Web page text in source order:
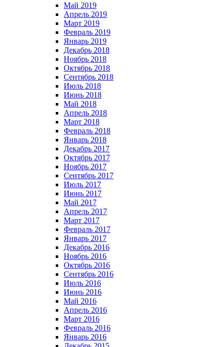
Май 2019
Апрель 2019
Март 2019
Февраль 2019
Январь 2019
Декабрь 2018
Ноябрь 2018
Октябрь 2018
Сентябрь 2018
Июль 2018
Июнь 2018
Май 2018
Апрель 2018
Март 2018
Февраль 2018
Январь 2018
Декабрь 2017
Октябрь 2017
Ноябрь 2017
Сентябрь 2017
Июль 2017
Июнь 2017
Май 2017
Апрель 2017
Март 2017
Февраль 2017
Январь 2017
Декабрь 2016
Ноябрь 2016
Октябрь 2016
Сентябрь 2016
Июль 2016
Июнь 2016
Май 2016
Апрель 2016
Март 2016
Февраль 2016
Январь 2016